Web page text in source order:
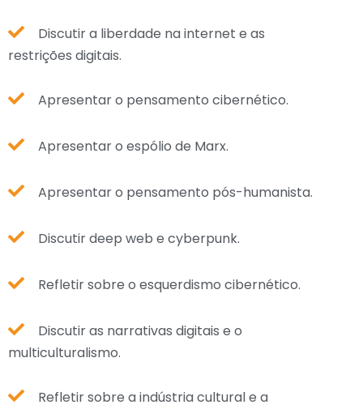
Discutir a liberdade na internet e as
restrições digitais.
Apresentar o pensamento cibernético.
Apresentar o espólio de Marx.
Apresentar o pensamento pós-humanista.
Discutir deep web e cyberpunk.
Refletir sobre o esquerdismo cibernético.
Discutir as narrativas digitais e o
multiculturalismo.
Refletir sobre a indústria cultural e a